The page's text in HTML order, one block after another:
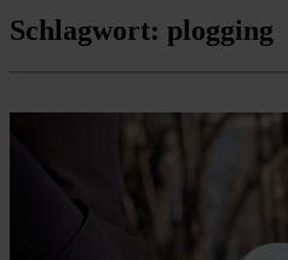
Schlagwort: plogging